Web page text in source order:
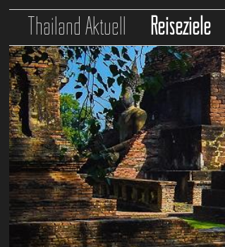
Thailand Aktuell Reiseziele